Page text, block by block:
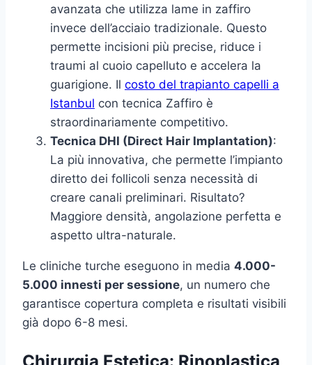
avanzata che utilizza lame in zaffiro
invece dell’acciaio tradizionale. Questo
permette incisioni più precise, riduce i
traumi al cuoio capelluto e accelera la
guarigione. Il costo del trapianto capelli a
Istanbul con tecnica Zaffiro è
straordinariamente competitivo.
Tecnica DHI (Direct Hair Implantation):
La più innovativa, che permette l’impianto
diretto dei follicoli senza necessità di
creare canali preliminari. Risultato?
Maggiore densità, angolazione perfetta e
aspetto ultra-naturale.
Le cliniche turche eseguono in media 4.000-
5.000 innesti per sessione, un numero che
garantisce copertura completa e risultati visibili
già dopo 6-8 mesi.